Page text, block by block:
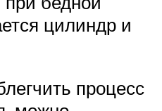
цилиндр и
процесс